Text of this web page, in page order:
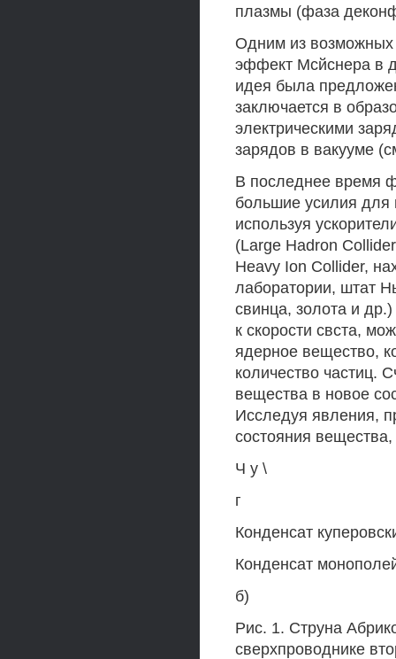
плазмы (фаза
Одним из возможных
эффект Мсйснера в
идея была
заключается в
электрическими
зарядов в вакууме
В последнее время
большие усилия для
используя
(Large Hadron
Heavy Ion Collider,
лаборатории, штат
свинца, золота и
к скорости свста,
ядерное вещество,
количество частиц.
вещества в новое
Исследуя явления,
состояния
Ч у \
г
Конденсат
Конденсат
б)
Рис. 1. Струна
сверхпроводнике